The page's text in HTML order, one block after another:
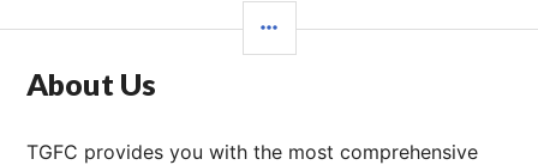
栏
About Us
TGFC provides you with the most comprehensive